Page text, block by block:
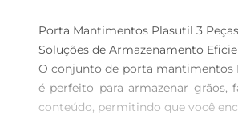
Porta Mantimentos Plasutil 3
Soluções de Armazenamento
O conjunto de porta mantimentos
é perfeito para armazenar grãos,
conteúdo, permitindo que você